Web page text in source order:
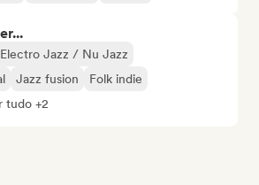
Electro Jazz / Nu Jazz
Jazz fusion
Folk indie
tudo +2